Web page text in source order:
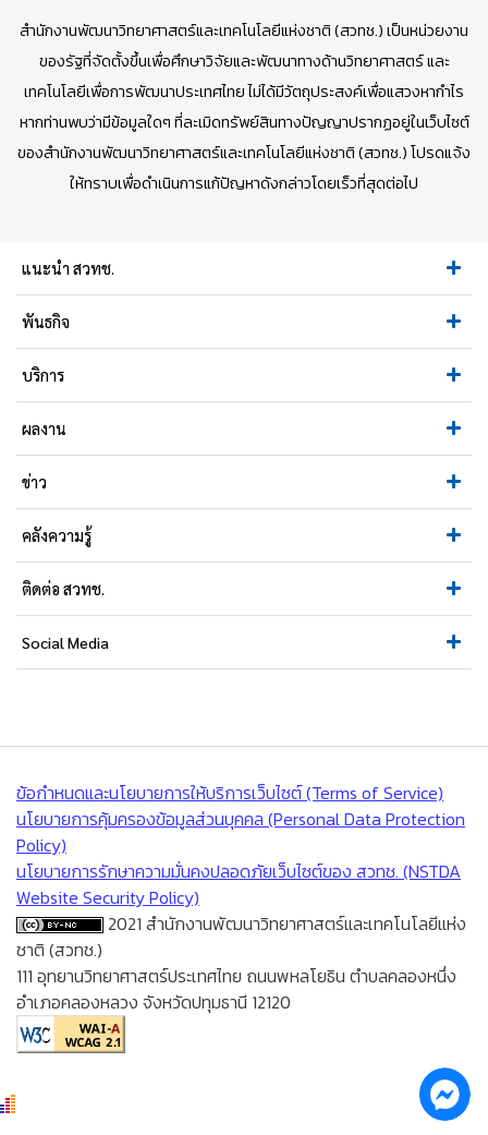
สำนักงานพัฒนาวิทยาศาสตร์และเทคโนโลยีแห่งชาติ (สวทช.) เป็นหน่วยงาน
ของรัฐที่จัดตั้งขึ้นเพื่อศึกษาวิจัยและพัฒนาทางด้านวิทยาศาสตร์ และ
เทคโนโลยีเพื่อการพัฒนาประเทศไทย ไม่ได้มีวัตถุประสงค์เพื่อแสวงหากำไร
หากท่านพบว่ามีข้อมูลใดๆ ที่ละเมิดทรัพย์สินทางปัญญาปรากฏอยู่ในเว็บไซต์
ของสำนักงานพัฒนาวิทยาศาสตร์และเทคโนโลยีแห่งชาติ (สวทช.) โปรดแจ้ง
ให้ทราบเพื่อดำเนินการแก้ปัญหาดังกล่าวโดยเร็วที่สุดต่อไป
แนะนำ สวทช.
พันธกิจ
บริการ
ผลงาน
ข่าว
คลังความรู้
ติดต่อ สวทช.
Social Media
ข้อกำหนดและนโยบายการให้บริการเว็บไซต์ (Terms of Service)
นโยบายการคุ้มครองข้อมูลส่วนบุคคล (Personal Data Protection
Policy)
นโยบายการรักษาความมั่นคงปลอดภัยเว็บไซต์ของ สวทช. (NSTDA
Website Security Policy)
2021 สำนักงานพัฒนาวิทยาศาสตร์และเทคโนโลยีแห่ง
ชาติ (สวทช.)
111 อุทยานวิทยาศาสตร์ประเทศไทย ถนนพหลโยธิน ตำบลคลองหนึ่ง
อำเภอคลองหลวง จังหวัดปทุมธานี 12120